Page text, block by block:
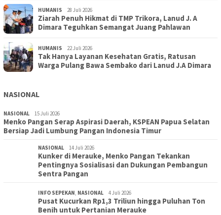
HUMANIS 28 Juli 2026
Ziarah Penuh Hikmat di TMP Trikora, Lanud J. A
Dimara Teguhkan Semangat Juang Pahlawan
HUMANIS 22 Juli 2026
Tak Hanya Layanan Kesehatan Gratis, Ratusan
Warga Pulang Bawa Sembako dari Lanud J.A Dimara
NASIONAL
NASIONAL 15 Juli 2026
Menko Pangan Serap Aspirasi Daerah, KSPEAN Papua Selatan
Bersiap Jadi Lumbung Pangan Indonesia Timur
NASIONAL 14 Juli 2026
Kunker di Merauke, Menko Pangan Tekankan
Pentingnya Sosialisasi dan Dukungan Pembangun
Sentra Pangan
INFO SEPEKAN NASIONAL 4 Juli 2026
Pusat Kucurkan Rp1,3 Triliun hingga Puluhan Ton
Benih untuk Pertanian Merauke